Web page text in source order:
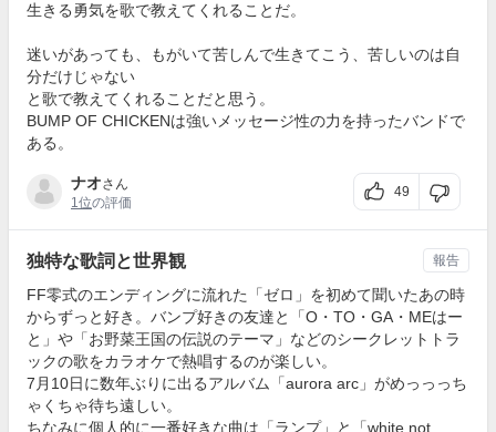
生きる勇気を歌で教えてくれることだ。
迷いがあっても、もがいて苦しんで生きてこう、苦しいのは自
分だけじゃない
と歌で教えてくれることだと思う。
BUMP OF CHICKENは強いメッセージ性の力を持ったバンドで
ある。
ナオさん
1位の評価
49
独特な歌詞と世界観
FF零式のエンディングに流れた「ゼロ」を初めて聞いたあの時
からずっと好き。バンプ好きの友達と「O・TO・GA・MEはー
と」や「お野菜王国の伝説のテーマ」などのシークレットトラ
ックの歌をカラオケで熱唱するのが楽しい。
7月10日に数年ぶりに出るアルバム「aurora arc」がめっっっち
ゃくちゃ待ち遠しい。
ちなみに個人的に一番好きな曲は「ランプ」と「white not
報告